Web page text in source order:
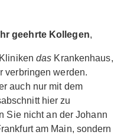
geehrte Kollegen,
das Krankenhaus,
verbringen werden.
auch nur mit dem
hier zu
Sie nicht an der Johann
am Main, sondern